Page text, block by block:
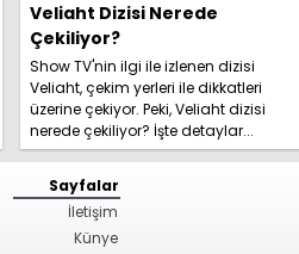
Veliaht Dizisi Nerede
Çekiliyor?
Show TV'nin ilgi ile izlenen dizisi
Veliaht, çekim yerleri ile dikkatleri
üzerine çekiyor. Peki, Veliaht dizisi
nerede çekiliyor? İşte detaylar...
Sayfalar
İletişim
Künye